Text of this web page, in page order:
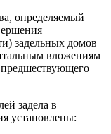
определяемый
задельных домов
вложениям
задела в
установлены: